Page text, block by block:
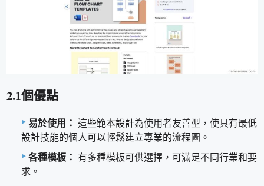
2.1個優點
易於使用： 這些範本設計為使用者友善型，使具有最低
設計技能的個人可以輕鬆建立專業的流程圖。
各種模板：
有多種模板可供選擇，可滿足不同行業和要
求。